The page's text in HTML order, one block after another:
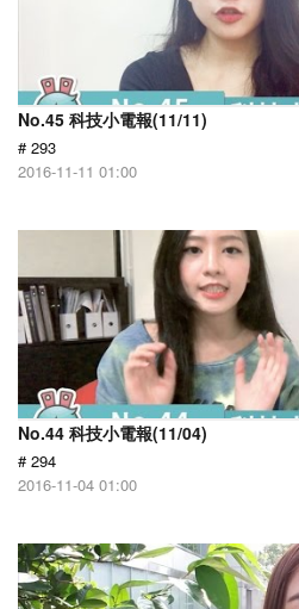
No.45 科技小電報(11/11)
# 293
2016-11-11 01:00
No.44 科技小電報(11/04)
# 294
2016-11-04 01:00